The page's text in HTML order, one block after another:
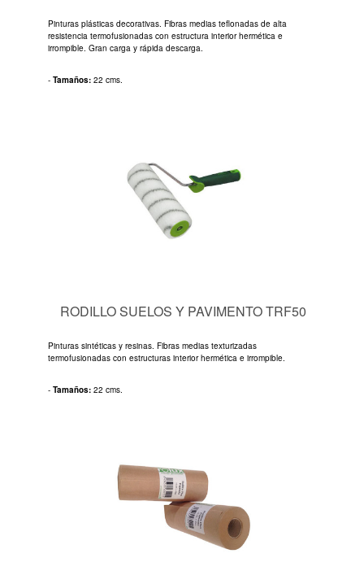
Pinturas plásticas decorativas. Fibras medias teflonadas de alta
resistencia termofusionadas con estructura interior hermética e
irrompible. Gran carga y rápida descarga.
- Tamaños: 22 cms.
RODILLO SUELOS Y PAVIMENTO TRF50
Pinturas sintéticas y resinas. Fibras medias texturizadas
termofusionadas con estructuras interior hermética e irrompible.
- Tamaños: 22 cms.